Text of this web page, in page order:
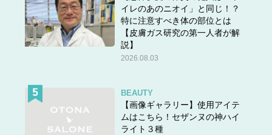
イレのあのニオイ」と同じ！？
特に注意すべき体の部位とは
【皮膚ガス研究の第一人者が解
説】
2026.08.03
BEAUTY
【画像ギャラリー】使用アイテ
ムはこちら！セザンヌの神ハイ
ライト３種